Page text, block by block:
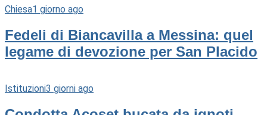
Chiesa1 giorno ago
Fedeli di Biancavilla a Messina: quel
legame di devozione per San Placido
Istituzioni3 giorni ago